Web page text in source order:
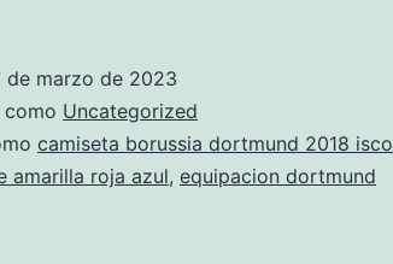
de marzo de 2023
Uncategorized
camiseta borussia dortmund 2018 isco
amarilla roja azul, equipacion dortmund